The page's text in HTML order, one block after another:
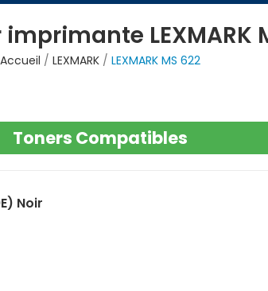
LEXMARK
Accueil LEXMARK
LEXMARK MS 622
Toners Compatibles
Noir